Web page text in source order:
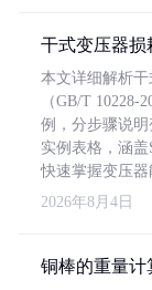
干式变压器损
本文详细解析
（GB/T 10228-
例，分步骤说
实例表格，涵盖
快速掌握变压器
2026年8月4日
铜棒的重量计